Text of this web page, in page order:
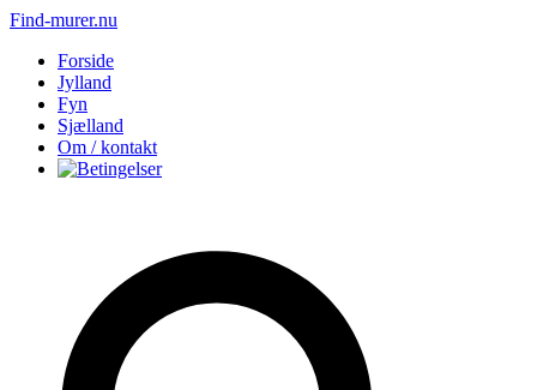
Find-murer.nu
Forside
Jylland
Fyn
Sjælland
Om / kontakt